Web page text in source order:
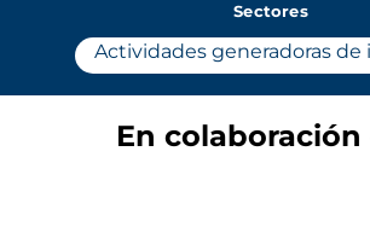
Sectores
Actividades generadoras de
En colaboración